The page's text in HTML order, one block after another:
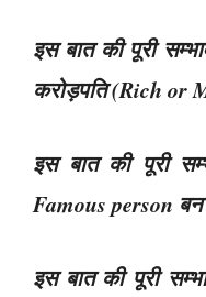
इस बात की पूरी
करोड़पति (Rich
इस बात की पूरी
Famous person
इस बात की पूरी